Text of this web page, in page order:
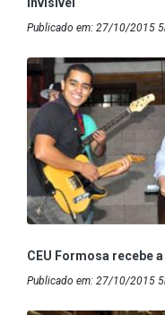
Publicado em: 27/10/2015
CEU Formosa recebe
Publicado em: 27/10/2015